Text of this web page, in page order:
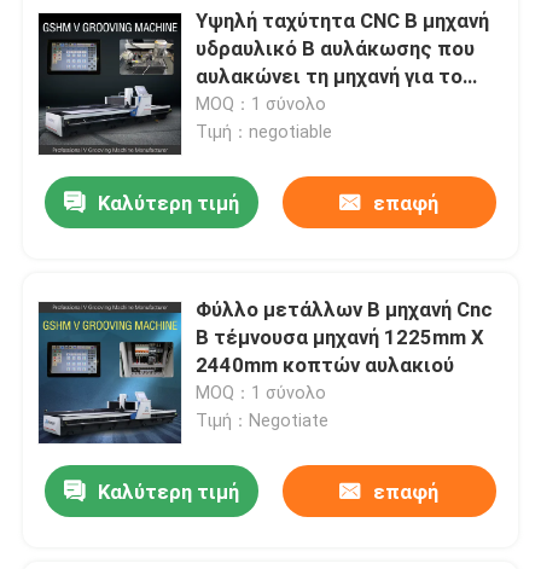
Υψηλή ταχύτητα CNC Β μηχανή
υδραυλικό Β αυλάκωσης που
αυλακώνει τη μηχανή για το
μέταλλο φύλλων 1225
MOQ：1 σύνολο
Τιμή：negotiable
Καλύτερη τιμή επαφή
Φύλλο μετάλλων Β μηχανή Cnc
Β τέμνουσα μηχανή 1225mm X
2440mm κοπτών αυλακιού
MOQ：1 σύνολο
Τιμή：Negotiate
Καλύτερη τιμή επαφή